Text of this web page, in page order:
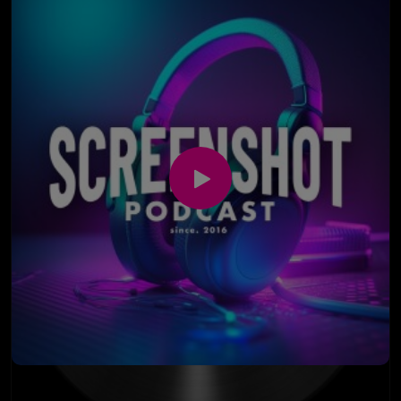
ganz besondere Moment, wenn einem beim Lesen
eines Briefs kurz das komplette Leben in den Keller
rutscht. Zum Glück gibt es manchmal auch noch den
zweiten Brief. Einen Tag später. Deutschland, deine
Das große Thema der Folge ist aber GTA 6. Oder
genauer: GTA 6, PlayStation, digitale Lizenzen,
mögliche Key-in-the-Box-Versionen und die Frage,
was eine physische Edition eigentlich noch wert ist,
wenn außer einem Code vielleicht gar nichts mehr
drinliegt. Eine Map? Ein Flyer? Irgendwas? Oder stellen
wir uns bald wirklich nur noch leere Hüllen ins Regal
und nennen das Sammeln?
Dabei geht’s auch um das größere Problem hinter
digitalen Käufen: Wenn alles über einen einzigen
Store läuft, wird aus Bequemlichkeit schnell ein